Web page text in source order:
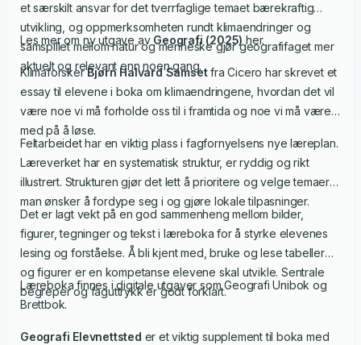
et særskilt ansvar for det tverrfaglige temaet bærekraftig
utvikling, og oppmerksomheten rundt klimaendringer og
samspillet mellom natur og menneske gjør geografifaget mer
aktuelt og relevant enn noen gang.
Les mer om ny utgave av Geografi (2025) her.
KlimaforskerBjørn Halvard Samsetfra Cicero har skrevet et
essay til elevene i boka om klimaendringene, hvordan det vil
være noe vi må forholde oss til i framtida og noe vi må være
med på å løse.
Feltarbeidet har en viktig plass i fagfornyelsens nye læreplan.
Læreverket har en systematisk struktur, er ryddig og rikt
illustrert. Strukturen gjør det lett å prioritere og velge temaer
man ønsker å fordype seg i og gjøre lokale tilpasninger.
Det er lagt vekt på en god sammenheng mellom bilder,
figurer, tegninger og tekst i læreboka for å styrke elevenes
lesing og forståelse. Å bli kjent med, bruke og lese tabeller
og figurer er en kompetanse elevene skal utvikle. Sentrale
begreper og faguttrykk er godt forklart.
Læreboka finnes i digitale utgaver som Geografi Unibok og
Brettbok.
Geografi Elevnettsted er et viktig supplement til boka med